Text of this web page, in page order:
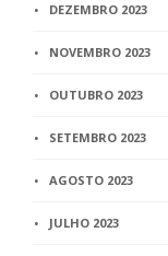
DEZEMBRO 2023
NOVEMBRO 2023
OUTUBRO 2023
SETEMBRO 2023
AGOSTO 2023
JULHO 2023